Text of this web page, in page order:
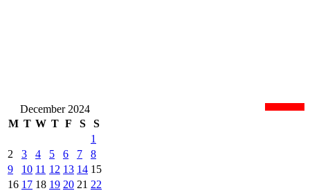
December 2024
M T W T F S
S
1
2
3 4 5 6 7
8
9
10 11 12 13 14 15
16 17 18 19 20 21 22